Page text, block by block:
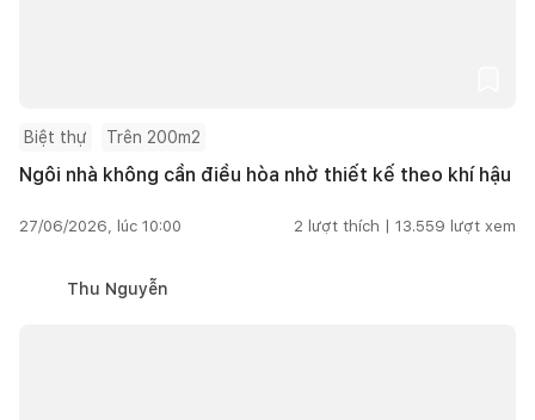
Biệt thự Trên 200m2
Ngôi nhà không cần điều hòa nhờ thiết kế theo khí hậu
27/06/2026, lúc 10:00 2 lượt thích | 13.559 lượt xem
Thu Nguyễn